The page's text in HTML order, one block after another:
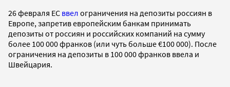
26 февраля ЕС ввел ограничения на депозиты россиян в
Европе, запретив европейским банкам принимать
депозиты от россиян и российских компаний на сумму
более 100 000 франков (или чуть больше €100 000). После
ограничения на депозиты в 100 000 франков ввела и
Швейцария.